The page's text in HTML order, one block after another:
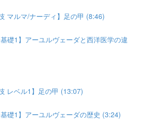
マルマ/ナーディ】足の甲 (8:46)
基礎1】アーユルヴェーダと西洋医学の違
レベル1】足の甲 (13:07)
基礎1】アーユルヴェーダの歴史 (3:24)